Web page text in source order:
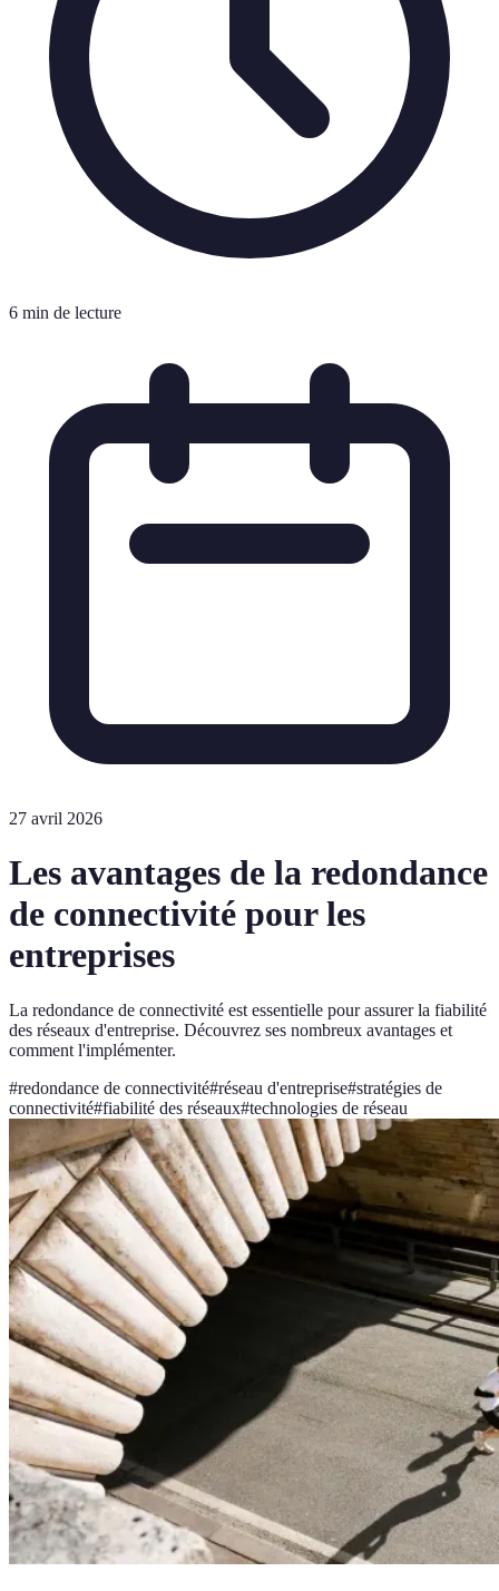
6 min de lecture
27 avril 2026
Les avantages de la redondance
de connectivité pour les
entreprises
La redondance de connectivité est essentielle pour assurer la fiabilité
des réseaux d'entreprise. Découvrez ses nombreux avantages et
comment l'implémenter.
#redondance de connectivité#réseau d'entreprise#stratégies de
connectivité#fiabilité des réseaux#technologies de réseau